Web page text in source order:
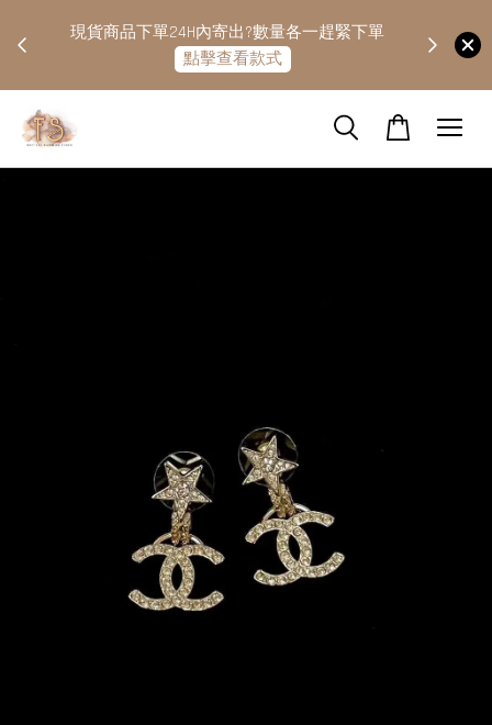
現貨商品下單24H內寄出?數量各一趕緊下單
點擊查看款式